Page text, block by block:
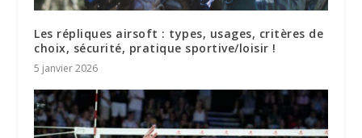
Les répliques airsoft : types, usages, critères de
choix, sécurité, pratique sportive/loisir !
5 janvier 2026